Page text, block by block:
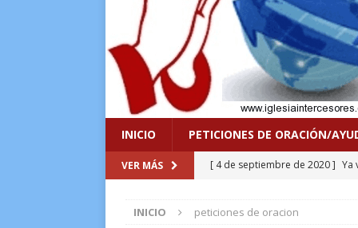
INICIO PETICIONES DE ORACIÓN/
VER MÁS [ 4 de septiembre de 2020 ] Ya
[ 8 de enero de 2017 ]
INICIO peticiones de oracion